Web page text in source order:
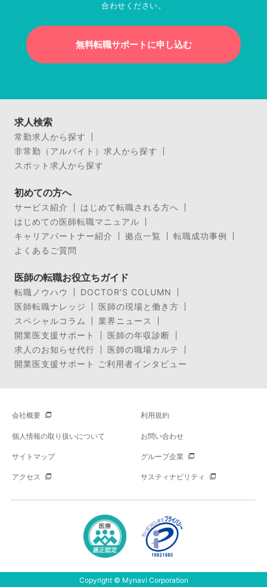
合わせください。
無料転職サポートに申し込む
求人検索
常勤求人から探す
非常勤（アルバイト）求人から探す
スポット求人から探す
初めての方へ
サービス紹介
はじめて転職される方へ
はじめての医師転職マニュアル
キャリアパートナー紹介
拠点一覧
転職成功事例
よくあるご質問
医師の転職お役立ちガイド
転職ノウハウ
DOCTOR’S COLUMN
医師転職ナレッジ
医師の現場と働き方
スペシャルコラム
業界ニュース
開業医支援サポート
医師の年収診断
求人のお知らせ代行
医師の職場カルテ
開業医支援サポート ご利用者インタビュー
会社概要 利用規約
個人情報の取り扱いについて お問い合わせ
サイトマップ グループ企業
アクセス サスティナビリティ
Copyright © Mynavi Corporation